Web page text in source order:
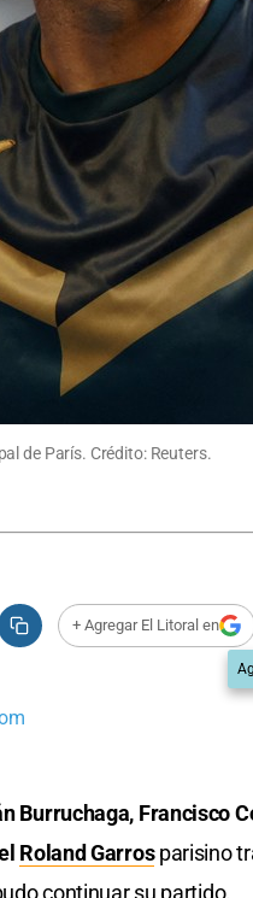
de París. Crédito: Reuters.
+ Agregar El Litoral en
Burruchaga, Francisco
Roland Garrosparisino